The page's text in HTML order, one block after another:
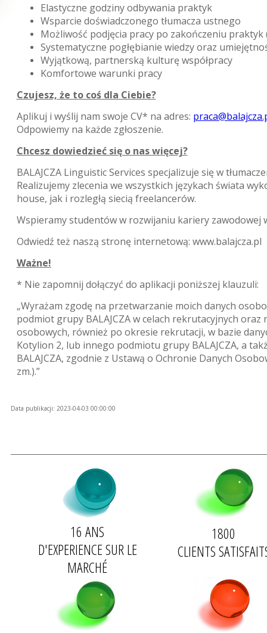
Elastyczne godziny odbywania praktyk
Wsparcie doświadczonego tłumacza ustnego
Możliwość podjęcia pracy po zakończeniu praktyk
Systematyczne pogłębianie wiedzy oraz
Wyjątkową, partnerską kulturę współpracy
Komfortowe warunki pracy
Czujesz, że to coś dla Ciebie?
Aplikuj i wyślij nam swoje CV* na adres:
Odpowiemy na każde zgłoszenie.
Chcesz dowiedzieć się o nas więcej?
BALAJCZA Linguistic Services specjalizuje się w
Realizujemy zlecenia we wszystkich językach świata
house, jak i rozległą siecią freelancerów.
Wspieramy studentów w rozwijaniu kariery zawodowej
Odwiedź też naszą stronę internetową: www.balajcza.pl
Ważne!
* Nie zapomnij dołączyć do aplikacji poniższej klauzuli:
„Wyrażam zgodę na przetwarzanie moich danych
podmiot grupy BALAJCZA w celach rekrutacyjnych
osobowych, również po okresie rekrutacji, w bazie
Kotylion 2, lub innego podmiotu grupy BALAJCZA, a
BALAJCZA, zgodnie z Ustawą o Ochronie Danych
zm.).”
Data publikacji: 2023-04-03 00:00:00
16 ANS
D'EXPERIENCESUR LE
MARCHÉ
1800
CLIENTSSATISFAIT